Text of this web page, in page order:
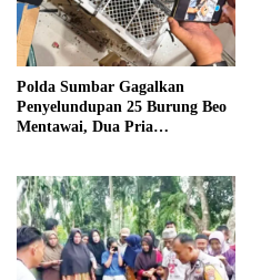
Polda Sumbar Gagalkan
Penyelundupan 25 Burung Beo
Mentawai, Dua Pria